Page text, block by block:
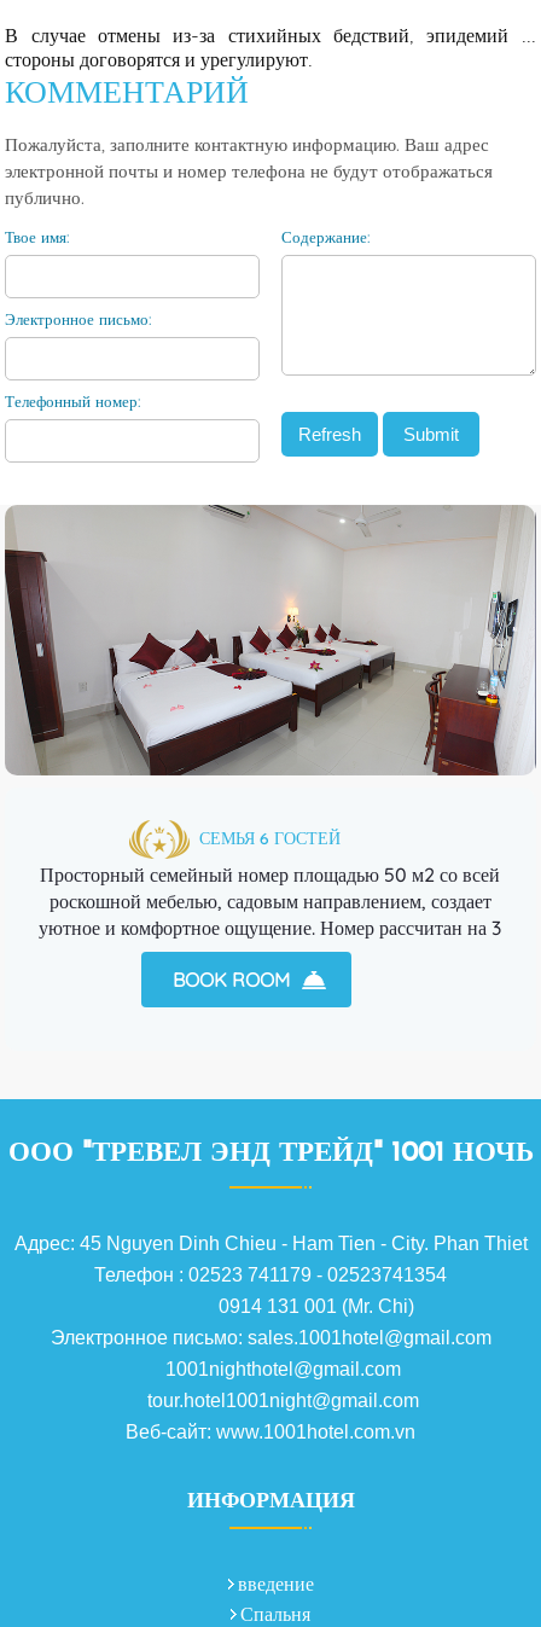
В случае отмены из-за стихийных бедствий, эпидемий ...
стороны договорятся и урегулируют.
КОММЕНТАРИЙ
Пожалуйста, заполните контактную информацию. Ваш адрес
электронной почты и номер телефона не будут отображаться
публично.
Твое имя:
Электронное письмо:
Телефонный номер:
Содержание:
СЕМЬЯ 6 ГОСТЕЙ
Просторный семейный номер площадью 50 м2 со всей
роскошной мебелью, садовым направлением, создает
уютное и комфортное ощущение. Номер рассчитан на 3
кровати.
BOOK ROOM
ООО "ТРЕВЕЛ ЭНД ТРЕЙД" 1001 НОЧЬ
Адрес: 45 Nguyen Dinh Chieu - Ham Tien - City. Phan Thiet
Телефон : 02523 741179 - 02523741354
0914 131 001 (Mr. Chi)
Электронное письмо: sales.1001hotel@gmail.com
1001nighthotel@gmail.com
tour.hotel1001night@gmail.com
Веб-сайт: www.1001hotel.com.vn
ИНФОРМАЦИЯ
введение
Спальня